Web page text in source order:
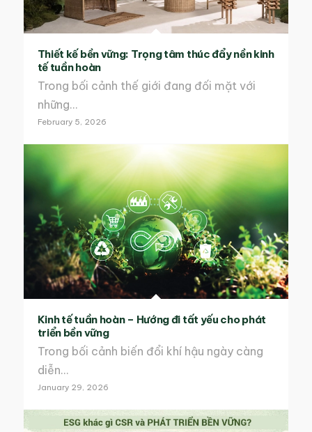
Thiết kế bền vững: Trọng tâm thúc đẩy nền kinh
tế tuần hoàn
Trong bối cảnh thế giới đang đối mặt với
những…
February 5, 2026
Kinh tế tuần hoàn – Hướng đi tất yếu cho phát
triển bền vững
Trong bối cảnh biến đổi khí hậu ngày càng
diễn…
January 29, 2026